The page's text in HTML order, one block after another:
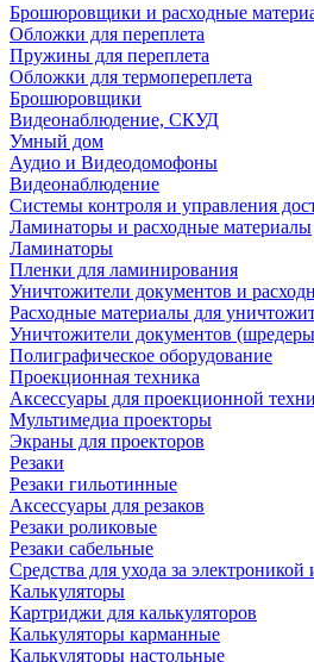
Брошюровщики и расходные
Обложки для переплета
Пружины для переплета
Обложки для термопереплета
Брошюровщики
Видеонаблюдение, СКУД
Умный дом
Аудио и Видеодомофоны
Видеонаблюдение
Системы контроля и управления
Ламинаторы и расходные материалы
Ламинаторы
Пленки для ламинирования
Уничтожители документов и
Расходные материалы для
Уничтожители документов
Полиграфическое оборудование
Проекционная техника
Аксессуары для проекционной
Мультимедиа проекторы
Экраны для проекторов
Резаки
Резаки гильотинные
Аксессуары для резаков
Резаки роликовые
Резаки сабельные
Средства для ухода за
Калькуляторы
Картриджи для калькуляторов
Калькуляторы карманные
Калькуляторы настольные